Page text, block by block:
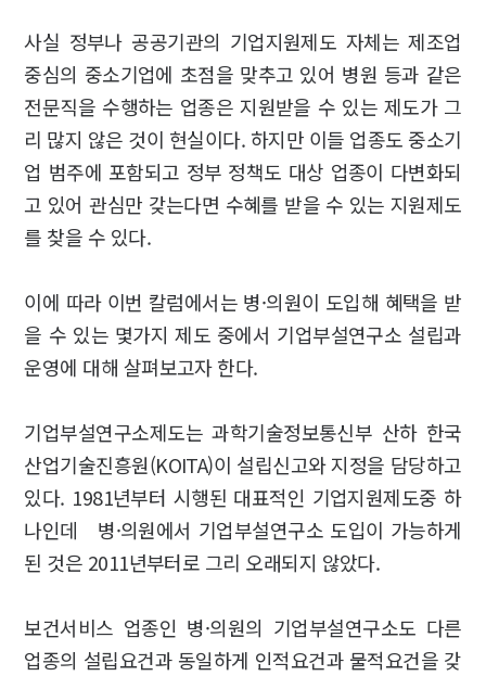
사실 정부나 공공기관의 기업지원제도 자체는 제조업
중심의 중소기업에 초점을 맞추고 있어 병원 등과 같은
전문직을 수행하는 업종은 지원받을 수 있는 제도가 그
리 많지 않은 것이 현실이다. 하지만 이들 업종도 중소기
업 범주에 포함되고 정부 정책도 대상 업종이 다변화되
고 있어 관심만 갖는다면 수혜를 받을 수 있는 지원제도
를 찾을 수 있다.
이에 따라 이번 칼럼에서는 병·의원이 도입해 혜택을 받
을 수 있는 몇가지 제도 중에서 기업부설연구소 설립과
운영에 대해 살펴보고자 한다.
기업부설연구소제도는 과학기술정보통신부 산하 한국
산업기술진흥원(KOITA)이 설립신고와 지정을 담당하고
있다. 1981년부터 시행된 대표적인 기업지원제도중 하
나인데 병·의원에서 기업부설연구소 도입이 가능하게
된 것은 2011년부터로 그리 오래되지 않았다.
보건서비스 업종인 병·의원의 기업부설연구소도 다른
업종의 설립요건과 동일하게 인적요건과 물적요건을 갖